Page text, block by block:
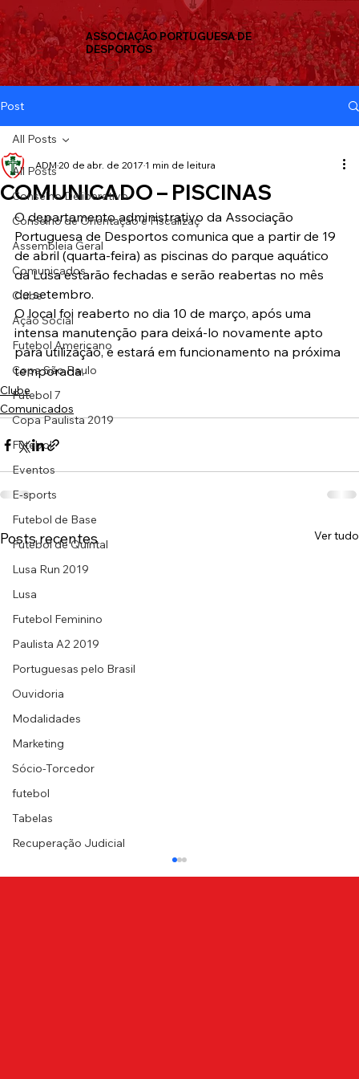
ASSOCIAÇÃO PORTUGUESA DE
DESPORTOS
Post
All Posts
Conselho Deliberativo
Conselho de Orientação e Fiscalizaç
Assembleia Geral
Comunicados
Clube
Ação Social
Futebol Americano
Copa São Paulo
Futebol 7
Copa Paulista 2019
Futebol
Eventos
E-sports
Futebol de Base
Futebol de Quintal
Lusa Run 2019
Lusa
Futebol Feminino
Paulista A2 2019
Portuguesas pelo Brasil
Ouvidoria
Modalidades
Marketing
Sócio-Torcedor
futebol
Tabelas
Recuperação Judicial
All Posts
COMUNICADO – PISCINAS
ADM 20 de abr. de 2017 1 min de leitura
O departamento administrativo da Associação
Portuguesa de Desportos comunica que a partir de 19
de abril (quarta-feira) as piscinas do parque aquático
da Lusa estarão fechadas e serão reabertas no mês
de setembro.
O local foi reaberto no dia 10 de março, após uma
intensa manutenção para deixá-lo novamente apto
para utilização, e estará em funcionamento na próxima
temporada.
Clube
Comunicados
Posts recentes Ver tudo